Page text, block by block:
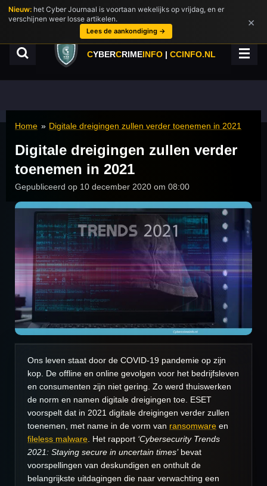
Ga
direct
hoofdinhoud
CYBERCRIMEINFO | CCINFO.NL
Home » Digitale dreigingen zullen verder toenemen in 2021
Digitale dreigingen zullen verder
toenemen in 2021
Gepubliceerd op 10 december 2020 om 08:00
Ons leven staat door de COVID-19 pandemie op zijn
kop. De offline en online gevolgen voor het bedrijfsleven
en consumenten zijn niet gering. Zo werd thuiswerken
de norm en namen digitale dreigingen toe. ESET
voorspelt dat in 2021 digitale dreigingen verder zullen
toenemen, met name in de vorm van ransomware en
fileless malware. Het rapport ‘Cybersecurity Trends
2021: Staying secure in uncertain times’bevat
voorspellingen van deskundigen en onthult de
belangrijkste uitdagingen die naar verwachting een
Nieuw: het Cyber Journaal is voortaan wekelijks op vrijdag, en er
verschijnen weer losse artikelen.
Lees de aankondiging →
×